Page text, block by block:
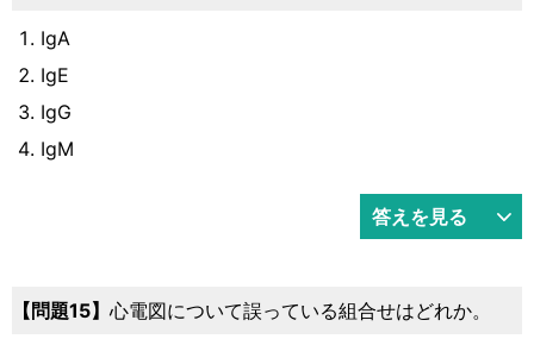
IgA
IgE
IgG
IgM
答えを見る
15 心電図について誤っている組合せはどれか。